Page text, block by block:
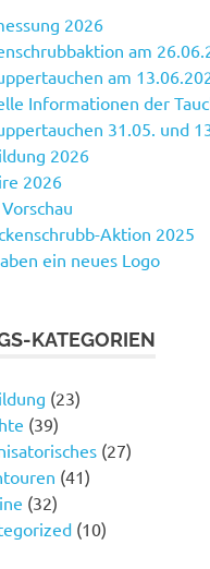
2026
am
am
Informationen der
31.05. und
2026
2026
Aktion 2025
ein neues Logo
KATEGORIEN
(23)
(39)
(27)
(41)
(32)
(10)